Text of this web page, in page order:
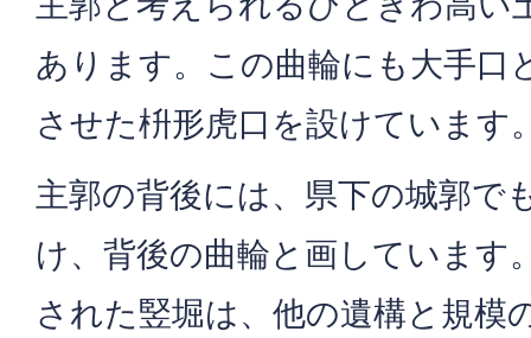
あります。この曲輪にも大手口
させた枡形虎口を設けています
主郭の背後には、県下の城郭で
け、背後の曲輪と画しています
された竪堀は、他の遺構と規模